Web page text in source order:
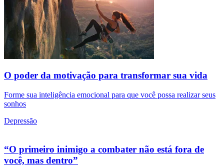
O poder da motivação para transformar sua vida
Forme sua inteligência emocional para que você possa realizar seus
sonhos
Depressão
“O primeiro inimigo a combater não está fora de
você, mas dentro”